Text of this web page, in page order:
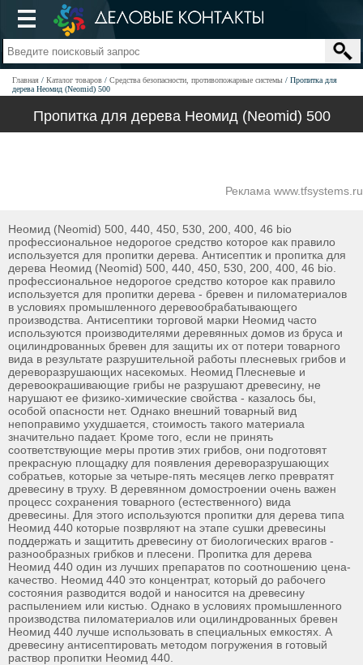
Главная Каталог товаров Средства безопасности, противопожарные системы
Пропитка для
дерева Неомид (Neomid) 500
Пропитка для дерева Неомид (Neomid) 500
Реклама www.tfsystems.ru
Неомид (Neomid) 500, 440, 450, 530, 200, 400, 46 bio
профессиональное недорогое средство которое как правило
используется для пропитки дерева. Антисептик и пропитка для
дерева Неомид (Neomid) 500, 440, 450, 530, 200, 400, 46 bio.
профессиональное недорогое средство которое как правило
используется для пропитки дерева - бревен и пиломатериалов
в условиях промышленного деревообрабатывающего
производства. Антисептики торговой марки Неомид часто
используются производителями деревянных домов из бруса и
оцилиндрованных бревен для защиты их от потери товарного
вида в результате разрушительной работы плесневых грибов и
дереворазрушающих насекомых. Неомид Плесневые и
деревоокрашивающие грибы не разрушают древесину, не
нарушают ее физико-химические свойства - казалось бы,
особой опасности нет. Однако внешний товарный вид
непоправимо ухудшается, стоимость такого материала
значительно падает. Кроме того, если не принять
соответствующие меры против этих грибов, они подготовят
прекрасную площадку для появления дереворазрушающих
собратьев, которые за четыре-пять месяцев легко превратят
древесину в труху. В деревянном домостроении очень важен
процесс сохранения товарного (естественного) вида
древесины. Для этого используются пропитки для дерева типа
Неомид 440 которые позврляют на этапе сушки древесины
поддержать и защитить древесину от биологических врагов -
разнообразных грибков и плесени. Пропитка для дерева
Неомид 440 один из лучших препаратов по соотношению цена-
качество. Неомид 440 это концентрат, который до рабочего
состояния разводится водой и наносится на древесину
распылением или кистью. Однако в условиях промышленного
производства пиломатериалов или оцилиндрованных бревен
Неомид 440 лучше использовать в специальных емкостях. А
древесину антисептировать методом погружения в готовый
раствор пропитки Неомид 440.